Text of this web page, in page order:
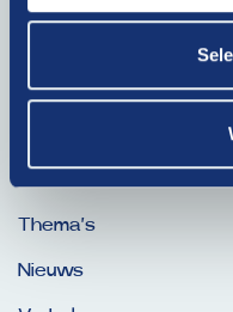
Thema’s
Nieuws